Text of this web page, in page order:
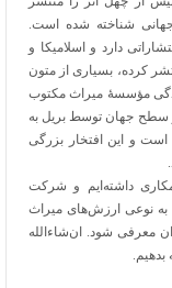
شناخته شده است.
بر ۳۵۰ سال سابقۀ انتشاراتی دارد و اسلامیکا و
کرده، بسیاری از متون
نمایندگی مؤسسۀ میراث مکتوب
سطح جهان توسط بریل به
و این افتخار بزرگی
داشته‌ایم و شرکت
به نوعی ارزش‌های میراث
معرفی شود. ان‌شاءالله
بدهیم.